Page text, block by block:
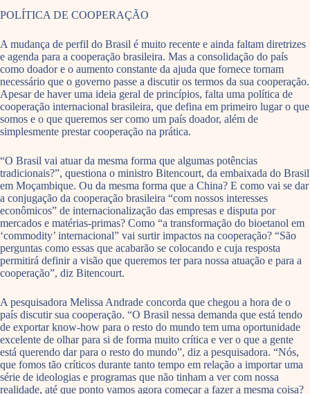
POLÍTICA DE COOPERAÇÃO
A mudança de perfil do Brasil é muito recente e ainda faltam diretrizes
e agenda para a cooperação brasileira. Mas a consolidação do país
como doador e o aumento constante da ajuda que fornece tornam
necessário que o governo passe a discutir os termos da sua cooperação.
Apesar de haver uma ideia geral de princípios, falta uma política de
cooperação internacional brasileira, que defina em primeiro lugar o que
somos e o que queremos ser como um país doador, além de
simplesmente prestar cooperação na prática.
“O Brasil vai atuar da mesma forma que algumas potências
tradicionais?”, questiona o ministro Bitencourt, da embaixada do Brasil
em Moçambique. Ou da mesma forma que a China? E como vai se dar
a conjugação da cooperação brasileira “com nossos interesses
econômicos” de internacionalização das empresas e disputa por
mercados e matérias-primas? Como “a transformação do bioetanol em
‘commodity’ internacional” vai surtir impactos na cooperação? “São
perguntas como essas que acabarão se colocando e cuja resposta
permitirá definir a visão que queremos ter para nossa atuação e para a
cooperação”, diz Bitencourt.
A pesquisadora Melissa Andrade concorda que chegou a hora de o
país discutir sua cooperação. “O Brasil nessa demanda que está tendo
de exportar know-how para o resto do mundo tem uma oportunidade
excelente de olhar para si de forma muito crítica e ver o que a gente
está querendo dar para o resto do mundo”, diz a pesquisadora. “Nós,
que fomos tão críticos durante tanto tempo em relação a importar uma
série de ideologias e programas que não tinham a ver com nossa
realidade, até que ponto vamos agora começar a fazer a mesma coisa?